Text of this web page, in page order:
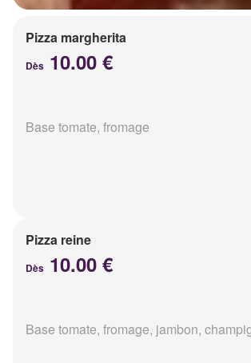
Pizza margherita
Dès 10.00 €
Base tomate, fromage
Pizza reine
Dès 10.00 €
Base tomate, fromage, jambon,